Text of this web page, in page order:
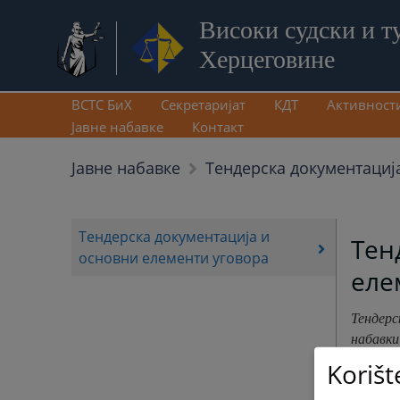
Високи судски и
Херцеговине
ВСТС БиХ Секретаријат КДТ
Јавне набавке
Контакт
Јавне набавке Тендерска
Тендерска документација и
основни елементи уговора